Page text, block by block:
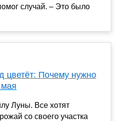
случай. – Это было
цветёт: Почему нужно
Луны. Все хотят
со своего участка